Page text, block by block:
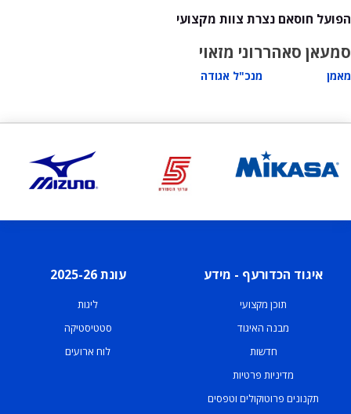
הפועל חוסאם נצרת צוות מקצועי
סמעאן סאהר
מאמן
רוני מזאוי
מנכ"ל אגודה
איגוד הכדורעף - מידע
תוכן מקצועי
מבנה האיגוד
חדשות
מדיניות פרטיות
תקנונים פרוטוקולים וטפסים
עונת 2025-26
ליגות
סטטיסטיקה
לוח ארועים